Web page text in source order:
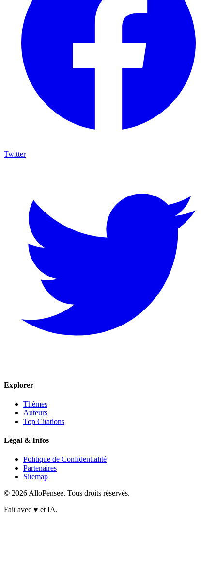
Twitter
Explorer
Thèmes
Auteurs
Top Citations
Légal & Infos
Politique de Confidentialité
Partenaires
Sitemap
© 2026 AlloPensee. Tous droits réservés.
Fait avec ♥ et IA.